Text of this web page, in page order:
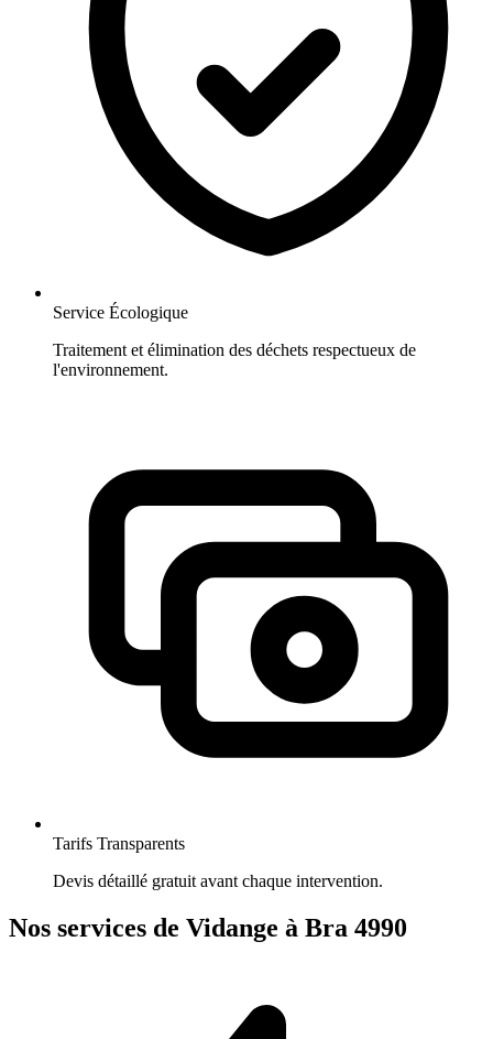
Service Écologique
Traitement et élimination des déchets respectueux de
l'environnement.
Tarifs Transparents
Devis détaillé gratuit avant chaque intervention.
Nos services de Vidange à Bra 4990